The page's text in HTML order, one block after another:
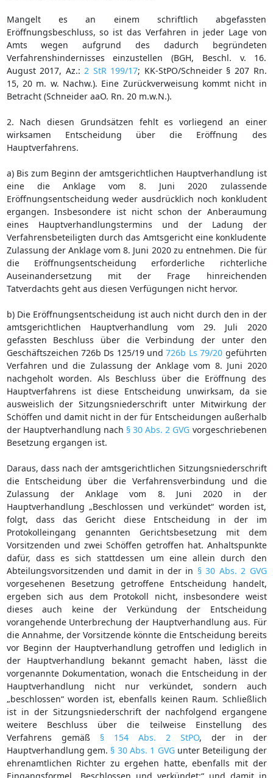
Mangelt es an einem schriftlich abgefassten
Eröffnungsbeschluss, so ist das Verfahren in jeder Lage von
Amts wegen aufgrund des dadurch begründeten
Verfahrenshindernisses einzustellen (BGH, Beschl. v. 16.
August 2017, Az.: 2 StR 199/17; KK-StPO/Schneider § 207 Rn.
15, 20 m. w. Nachw.). Eine Zurückverweisung kommt nicht in
Betracht (Schneider aaO. Rn. 20 m.w.N.).
2. Nach diesen Grundsätzen fehlt es vorliegend an einer
wirksamen Entscheidung über die Eröffnung des
Hauptverfahrens.
a) Bis zum Beginn der amtsgerichtlichen Hauptverhandlung ist
eine die Anklage vom 8. Juni 2020 zulassende
Eröffnungsentscheidung weder ausdrücklich noch konkludent
ergangen. Insbesondere ist nicht schon der Anberaumung
eines Hauptverhandlungstermins und der Ladung der
Verfahrensbeteiligten durch das Amtsgericht eine konkludente
Zulassung der Anklage vom 8. Juni 2020 zu entnehmen. Die für
die Eröffnungsentscheidung erforderliche richterliche
Auseinandersetzung mit der Frage hinreichenden
Tatverdachts geht aus diesen Verfügungen nicht hervor.
b) Die Eröffnungsentscheidung ist auch nicht durch den in der
amtsgerichtlichen Hauptverhandlung vom 29. Juli 2020
gefassten Beschluss über die Verbindung der unter den
Geschäftszeichen 726b Ds 125/19 und726b Ls 79/20 geführten
Verfahren und die Zulassung der Anklage vom 8. Juni 2020
nachgeholt worden. Als Beschluss über die Eröffnung des
Hauptverfahrens ist diese Entscheidung unwirksam, da sie
ausweislich der Sitzungsniederschrift unter Mitwirkung der
Schöffen und damit nicht in der für Entscheidungen außerhalb
der Hauptverhandlung nach § 30 Abs. 2 GVG vorgeschriebenen
Besetzung ergangen ist.
Daraus, dass nach der amtsgerichtlichen Sitzungsniederschrift
die Entscheidung über die Verfahrensverbindung und die
Zulassung der Anklage vom 8. Juni 2020 in der
Hauptverhandlung „Beschlossen und verkündet“ worden ist,
folgt, dass das Gericht diese Entscheidung in der im
Protokolleingang genannten Gerichtsbesetzung mit dem
Vorsitzenden und zwei Schöffen getroffen hat. Anhaltspunkte
dafür, dass es sich stattdessen um eine allein durch den
Abteilungsvorsitzenden und damit in der in § 30 Abs. 2 GVG
vorgesehenen Besetzung getroffene Entscheidung handelt,
ergeben sich aus dem Protokoll nicht, insbesondere weist
dieses auch keine der Verkündung der Entscheidung
vorangehende Unterbrechung der Hauptverhandlung aus. Für
die Annahme, der Vorsitzende könnte die Entscheidung bereits
vor Beginn der Hauptverhandlung getroffen und lediglich in
der Hauptverhandlung bekannt gemacht haben, lässt die
vorgenannte Dokumentation, wonach die Entscheidung in der
Hauptverhandlung nicht nur verkündet, sondern auch
„beschlossen“ worden ist, ebenfalls keinen Raum. Schließlich
ist in der Sitzungsniederschrift der nachfolgend ergangene
weitere Beschluss über die teilweise Einstellung des
Verfahrens gemäß § 154 Abs. 2 StPO, der in der
Hauptverhandlung gem. § 30 Abs. 1 GVGunter Beteiligung der
ehrenamtlichen Richter zu ergehen hatte, ebenfalls mit der
Eingangsformel „Beschlossen und verkündet:“ und damit in